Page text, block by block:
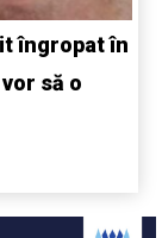
îngropat în
să o